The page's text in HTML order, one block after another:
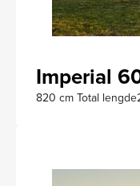
Imperial
820 cm Total lengde